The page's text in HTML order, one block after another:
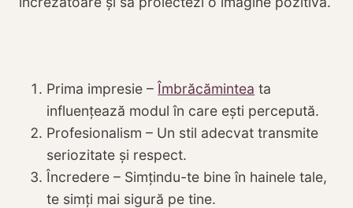
Prima impresie –Îmbrăcămintea ta
influențează modul în care ești percepută.
Profesionalism – Un stil adecvat transmite
seriozitate și respect.
Încredere – Simțindu-te bine în hainele tale,
te simți mai sigură pe tine.